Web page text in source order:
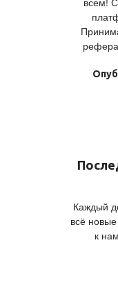
Каждый
всё
к